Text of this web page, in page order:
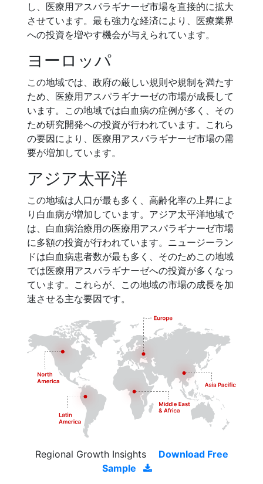
し、医療用アスパラギナーゼ市場を直接的に拡大
させています。最も強力な経済により、医療業界
への投資を増やす機会が与えられています。
ヨーロッパ
この地域では、政府の厳しい規則や規制を満たす
ため、医療用アスパラギナーゼの市場が成長して
います。この地域では白血病の症例が多く、その
ため研究開発への投資が行われています。これら
の要因により、医療用アスパラギナーゼ市場の需
要が増加しています。
アジア太平洋
この地域は人口が最も多く、高齢化率の上昇によ
り白血病が増加しています。アジア太平洋地域で
は、白血病治療用の医療用アスパラギナーゼ市場
に多額の投資が行われています。ニュージーラン
ドは白血病患者数が最も多く、そのためこの地域
では医療用アスパラギナーゼへの投資が多くなっ
ています。これらが、この地域の市場の成長を加
速させる主な要因です。
Regional Growth Insights
Download Free
Sample